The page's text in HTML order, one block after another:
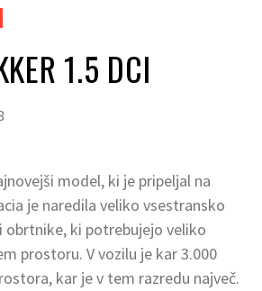
1.5 DCI
model, ki je pripeljal na
je naredila veliko vsestransko
obrtnike, ki potrebujejo veliko
prostoru. V vozilu je kar 3.000
kar je v tem razredu največ.